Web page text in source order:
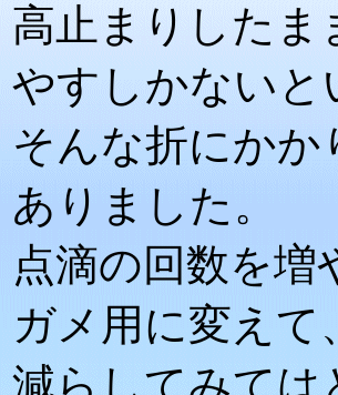
高止まりしたま
やすしかないと
そんな折にか
ありました。
点滴の回数を
ガメ用に変え
減らしてみては